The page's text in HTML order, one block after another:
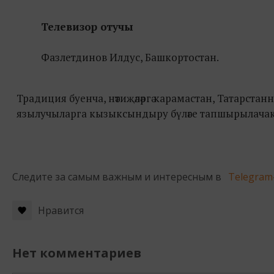
Телевизор отучы
Фазлетдинов Илдус, Башкортостан.
Традиция буенча, нәтиҗәләргә карамастан,
язылучыларга кызыксындыру бүләге
Следите за самым важным и интересным в
Нравится
Нет комментариев